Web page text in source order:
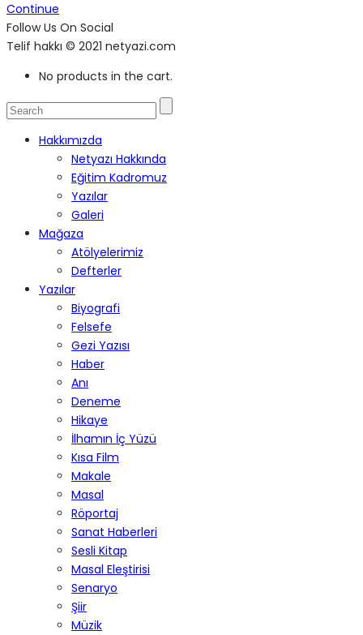
Continue
Follow Us On Social
Telif hakkı © 2021 netyazi.com
No products in the cart.
Hakkımızda
Netyazı Hakkında
Eğitim Kadromuz
Yazılar
Galeri
Mağaza
Atölyelerimiz
Defterler
Yazılar
Biyografi
Felsefe
Gezi Yazısı
Haber
Anı
Deneme
Hikaye
İlhamın İç Yüzü
Kısa Film
Makale
Masal
Röportaj
Sanat Haberleri
Sesli Kitap
Masal Eleştirisi
Senaryo
Şiir
Müzik